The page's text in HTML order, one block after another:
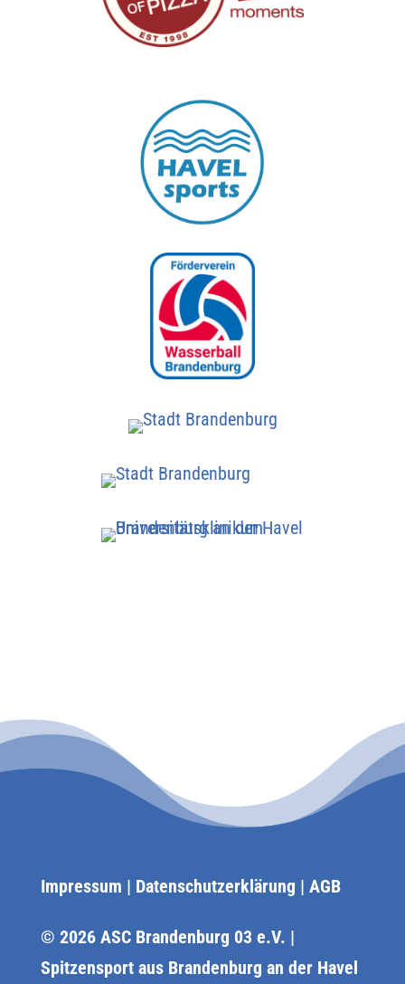
Impressum | Datenschutzerklärung | AGB
© 2026 ASC Brandenburg 03 e.V. |
Spitzensport aus Brandenburg an der Havel